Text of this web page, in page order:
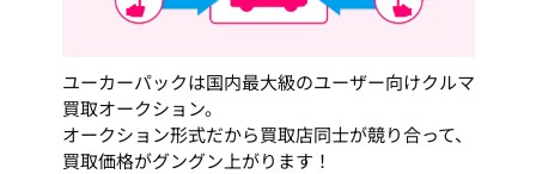
ユーカーパックは国内最大級のユーザー向けクルマ
買取オークション。
オークション形式だから買取店同士が競り合って、
買取価格がグングン上がります！